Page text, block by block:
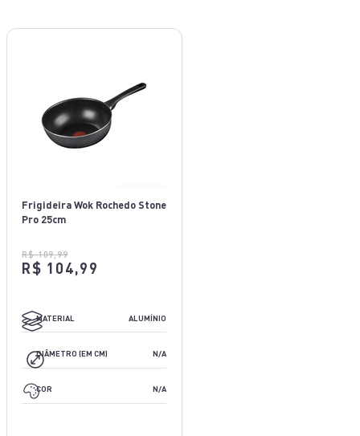
Frigideira Wok Rochedo Stone
Pro 25cm
R$ 109,99
R$ 104,99
MATERIAL ALUMÍNIO
DIÂMETRO (EM CM) N/A
COR N/A